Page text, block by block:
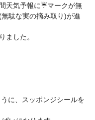
天気予報に☔マークが無
駄な実の摘み取り)が進
ました。
に、スッポンジシールを